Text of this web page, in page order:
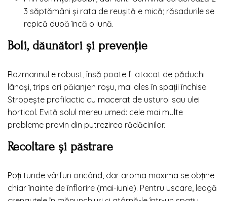
3 săptămâni și rata de reușită e mică; răsadurile se
repică după încă o lună.
Boli, dăunători și prevenție
Rozmarinul e robust, însă poate fi atacat de păduchi
lânoși, trips ori păianjen roșu, mai ales în spații închise.
Stropește profilactic cu macerat de usturoi sau ulei
horticol. Evită solul mereu umed: cele mai multe
probleme provin din putrezirea rădăcinilor.
Recoltare și păstrare
Poți tunde vârfuri oricând, dar aroma maxima se obține
chiar înainte de înflorire (mai-iunie). Pentru uscare, leagă